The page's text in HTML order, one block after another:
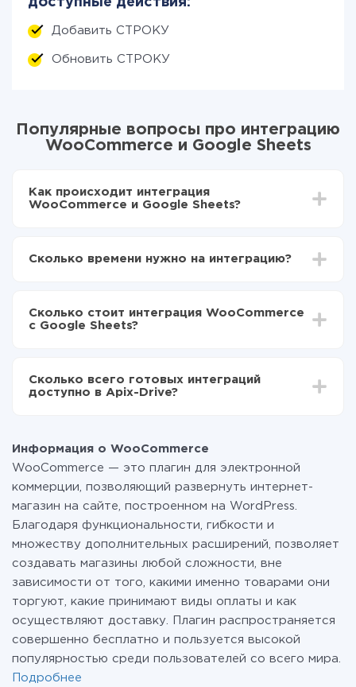
Добавить СТРОКУ
Обновить СТРОКУ
Популярные вопросы про интеграцию
WooCommerce и Google Sheets
Как происходит интеграция
WooCommerce и Google Sheets?
Выбираете какие данные передавать из
передаваться из WooCommerce в Google Sheets
Сколько времени нужно на интеграцию?
отличаться и составлять от 5-ти до 30-минут. В
среднем настройка занимает 10-15 минут.
Сколько стоит интеграция WooCommerce
с Google Sheets?
функционал. Вы оплачиваете только количество
данных, которые по факту передаются из одной
перейти на платный, при необходимости. Подробнее
отарифах.
Сколько всего готовых интеграций
доступно в Apix-Drive?
Информация о WooCommerce
WooCommerce — это плагин для электронной
коммерции, позволяющий развернуть интернет-
магазин на сайте, построенном на WordPress.
Благодаря функциональности, гибкости и
множеству дополнительных расширений, позволяет
создавать магазины любой сложности, вне
зависимости от того, какими именно товарами они
торгуют, какие принимают виды оплаты и как
осуществляют доставку. Плагин распространяется
совершенно бесплатно и пользуется высокой
популярностью среди пользователей со всего мира.
Подробнее